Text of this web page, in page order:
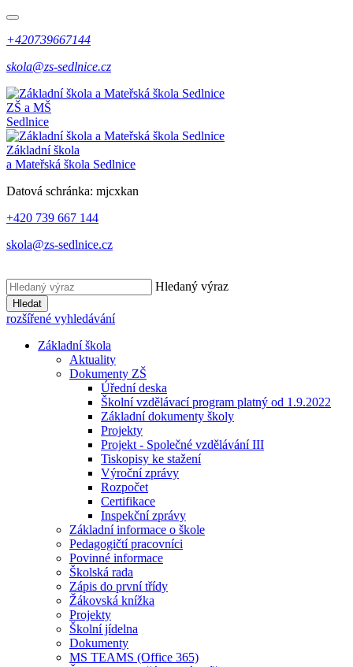
+420739667144
skola@zs-sedlnice.cz
ZŠ a MŠ
Sedlnice
Základní škola
a Mateřská škola Sedlnice
Datová schránka: mjcxkan
+420 739 667 144
skola@zs-sedlnice.cz
Hledaný výraz
Hledat
rozšířené vyhledávání
Základní škola
Aktuality
Dokumenty ZŠ
Úřední deska
Školní vzdělávací program platný od 1.9.2022
Základní dokumenty školy
Projekty
Projekt - Společné vzdělávání III
Tiskopisy ke stažení
Výroční zprávy
Rozpočet
Certifikace
Inspekční zprávy
Základní informace o škole
Pedagogičtí pracovníci
Povinné informace
Školská rada
Zápis do první třídy
Žákovská knížka
Projekty
Školní jídelna
Dokumenty
MS TEAMS (Office 365)